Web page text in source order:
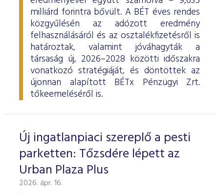
milliárd forintra bővült. A BÉT éves rendes
közgyűlésén az adózott eredmény
felhasználásáról és az osztalékfizetésről is
határoztak, valamint jóváhagyták a
társaság új, 2026–2028 közötti időszakra
vonatkozó stratégiáját, és döntöttek az
újonnan alapított BÉTx Pénzügyi Zrt.
tőkeemeléséről is.
Új ingatlanpiaci szereplő a pesti
parketten: Tőzsdére lépett az
Urban Plaza Plus
2026. ápr. 16.